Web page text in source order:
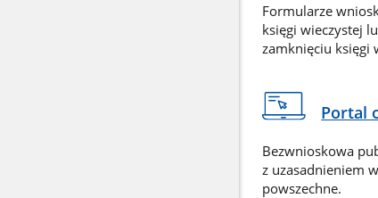
Formularze
księgi wieczystej
zamknięciu księgi
Portal
Bezwnioskowa
z uzasadnieniem
powszechne.